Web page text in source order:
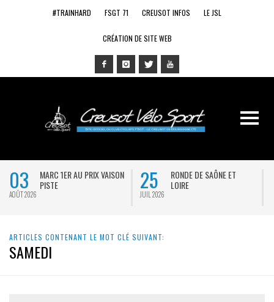
#TRAINHARD FSGT 71 CREUSOT INFOS LE JSL
CRÉATION DE SITE WEB
03
AOÛT 2026
MARC 1ER AU PRIX VAISON
PISTE
25
JUIL 2026
RONDE DE SAÔNE ET
LOIRE
ARTICLES CONTENANT LE MOT CLÉ SUIVANT:
SAMEDI